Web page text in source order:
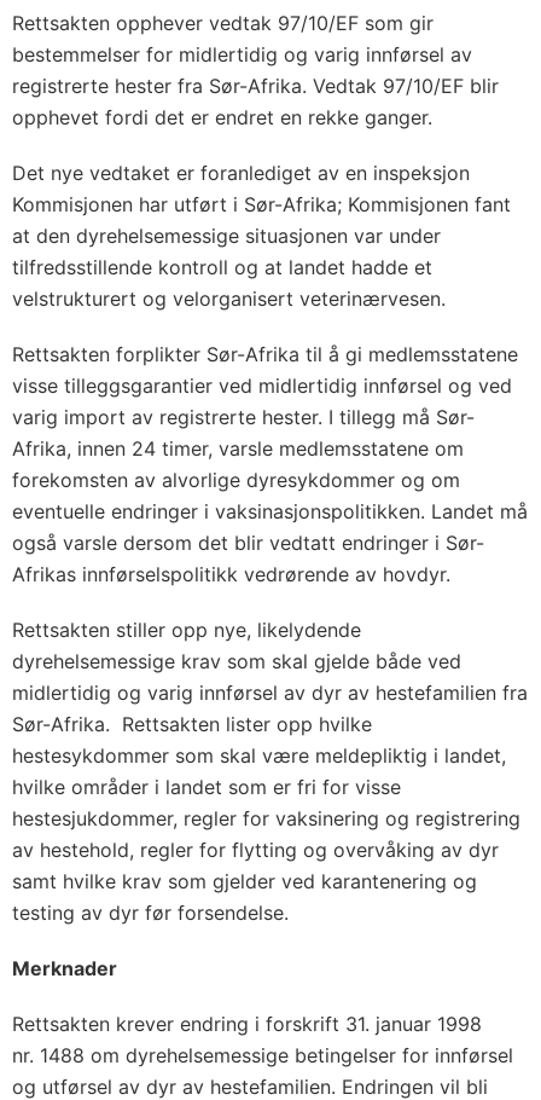
Rettsakten opphever vedtak 97/10/EF som gir
bestemmelser for midlertidig og varig innførsel av
registrerte hester fra Sør-Afrika. Vedtak 97/10/EF blir
opphevet fordi det er endret en rekke ganger.
Det nye vedtaket er foranlediget av en inspeksjon
Kommisjonen har utført i Sør-Afrika; Kommisjonen fant
at den dyrehelsemessige situasjonen var under
tilfredsstillende kontroll og at landet hadde et
velstrukturert og velorganisert veterinærvesen.
Rettsakten forplikter Sør-Afrika til å gi medlemsstatene
visse tilleggsgarantier ved midlertidig innførsel og ved
varig import av registrerte hester. I tillegg må Sør-
Afrika, innen 24 timer, varsle medlemsstatene om
forekomsten av alvorlige dyresykdommer og om
eventuelle endringer i vaksinasjonspolitikken. Landet må
også varsle dersom det blir vedtatt endringer i Sør-
Afrikas innførselspolitikk vedrørende av hovdyr.
Rettsakten stiller opp nye, likelydende
dyrehelsemessige krav som skal gjelde både ved
midlertidig og varig innførsel av dyr av hestefamilien fra
Sør-Afrika. Rettsakten lister opp hvilke
hestesykdommer som skal være meldepliktig i landet,
hvilke områder i landet som er fri for visse
hestesjukdommer, regler for vaksinering og registrering
av hestehold, regler for flytting og overvåking av dyr
samt hvilke krav som gjelder ved karantenering og
testing av dyr før forsendelse.
Merknader
Rettsakten krever endring i forskrift 31. januar 1998
nr. 1488 om dyrehelsemessige betingelser for innførsel
og utførsel av dyr av hestefamilien. Endringen vil bli